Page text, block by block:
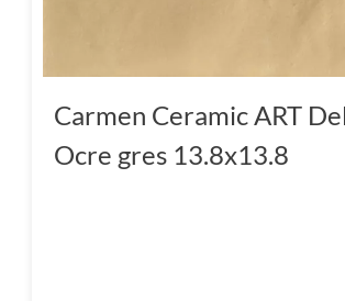
Carmen Ceramic ART
Ocre gres 13.8x13.8